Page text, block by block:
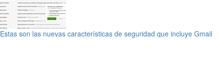
Estas son las nuevas características de seguridad que incluye Gmail